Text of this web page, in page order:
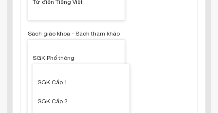
Từ điển Tiếng Việt
Sách giáo khoa - Sách tham khảo
SGK Phổ thông
SGK Cấp 1
SGK Cấp 2